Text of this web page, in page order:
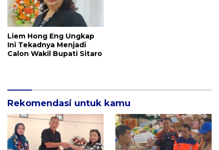
Liem Hong Eng Ungkap
Ini Tekadnya Menjadi
Calon Wakil Bupati Sitaro
Rekomendasi untuk kamu